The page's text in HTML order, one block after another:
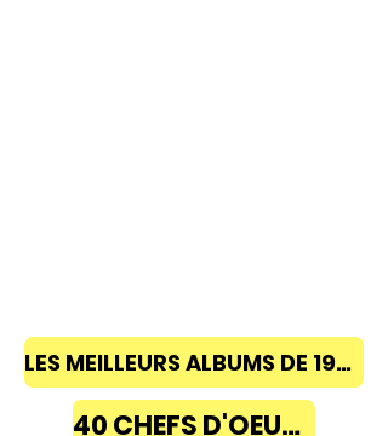
LES MEILLEURS ALBUMS DE 1968 à 2018
40 CHEFS D'OEUVRE